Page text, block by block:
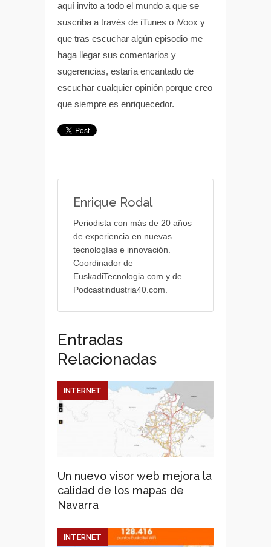
aquí invito a todo el mundo a que se
suscriba a través de iTunes o iVoox y
que tras escuchar algún episodio me
haga llegar sus comentarios y
sugerencias, estaría encantado de
escuchar cualquier opinión porque creo
que siempre es enriquecedor.
Enrique Rodal
Periodista con más de 20 años
de experiencia en nuevas
tecnologías e innovación.
Coordinador de
EuskadiTecnologia.com y de
Podcastindustria40.com.
Entradas
Relacionadas
Un nuevo visor web mejora la
calidad de los mapas de
Navarra
INTERNET
INTERNET